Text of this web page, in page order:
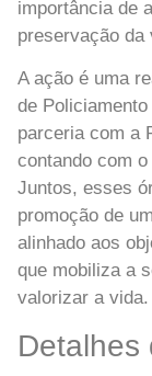
importância de
preservação da
A ação é uma
de
parceria com a
contando com
Juntos, esses
promoção de
alinhado aos
que mobiliza a
valorizar a vida.
Detalhes